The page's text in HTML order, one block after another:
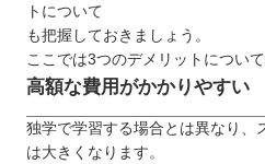
トについて
も把握しておきましょう。
ここでは3つのデメリットについて
高額な費用がかかりやすい
独学で学習する場合とは異なり、
は大きくなります。